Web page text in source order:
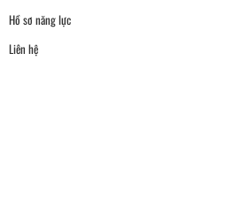
Hồ sơ năng lực
Liên hệ